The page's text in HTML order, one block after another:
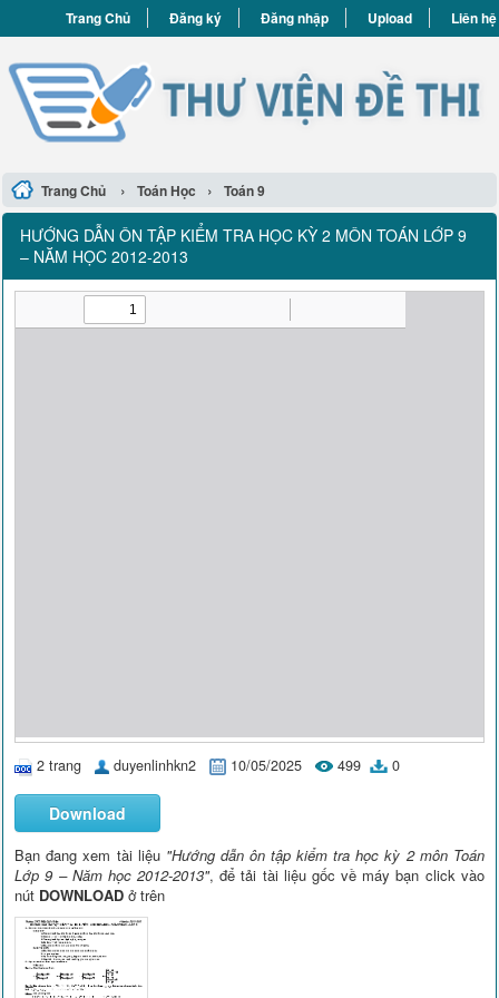
Trang Chủ Đăng ký Đăng nhập Upload Liên hệ
Trang Chủ › Toán Học › Toán 9
HƯỚNG DẪN ÔN TẬP KIỂM TRA HỌC KỲ 2 MÔN TOÁN LỚP 9
– NĂM HỌC 2012-2013
2 trang duyenlinhkn2 10/05/2025 499 0
Download
Bạn đang xem tài liệu "Hướng dẫn ôn tập kiểm tra học kỳ 2 môn Toán
Lớp 9 – Năm học 2012-2013", để tải tài liệu gốc về máy bạn click vào
nút DOWNLOAD ở trên